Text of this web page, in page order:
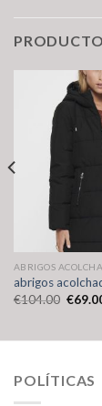
ABRIGOS
abrigos
€104.00 €
POLÍTICAS